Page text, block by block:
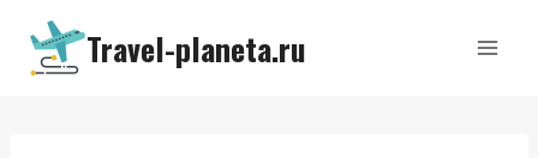
Перейти
содержимому
Travel-planeta.ru